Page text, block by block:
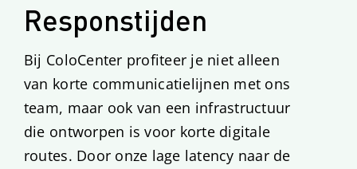
Responstijden
Bij ColoCenter profiteer je niet alleen
van korte communicatielijnen met ons
team, maar ook van een infrastructuur
die ontworpen is voor korte digitale
routes. Door onze lage latency naar de